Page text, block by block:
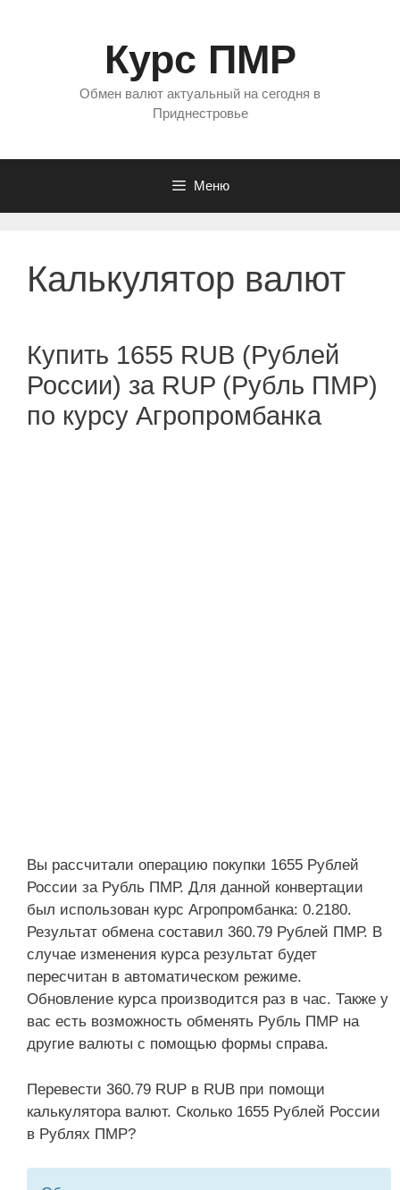
Курс ПМР
Обмен валют актуальный на сегодня в
Приднестровье
Меню
Калькулятор валют
Купить 1655 RUB (Рублей
России) за RUP (Рубль ПМР)
по курсу Агропромбанка
Вы рассчитали операцию покупки 1655 Рублей
России за Рубль ПМР. Для данной конвертации
был использован курс Агропромбанка: 0.2180.
Результат обмена составил 360.79 Рублей ПМР. В
случае изменения курса результат будет
пересчитан в автоматическом режиме.
Обновление курса производится раз в час. Также у
вас есть возможность обменять Рубль ПМР на
другие валюты с помощью формы справа.
Перевести 360.79 RUP в RUB при помощи
калькулятора валют. Сколько 1655 Рублей России
в Рублях ПМР?